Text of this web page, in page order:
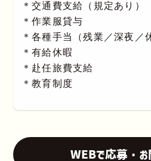
＊交通費支給（規定あり）
＊作業服貸与
＊各種手当（残業／深夜／
＊有給休暇
＊赴任旅費支給
＊教育制度
WEBで応募・お